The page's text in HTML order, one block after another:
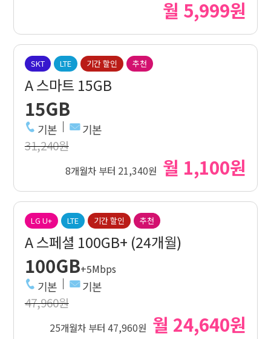
월 5,999원
SKT LTE 기간 할인 추천
A 스마트 15GB
15GB
기본 기본
31,240원
8개월차 부터 21,340원 월 1,100원
LG U+ LTE 기간 할인 추천
A 스페셜 100GB+ (24개월)
100GB+5Mbps
기본 기본
47,960원
25개월차 부터 47,960원 월 24,640원